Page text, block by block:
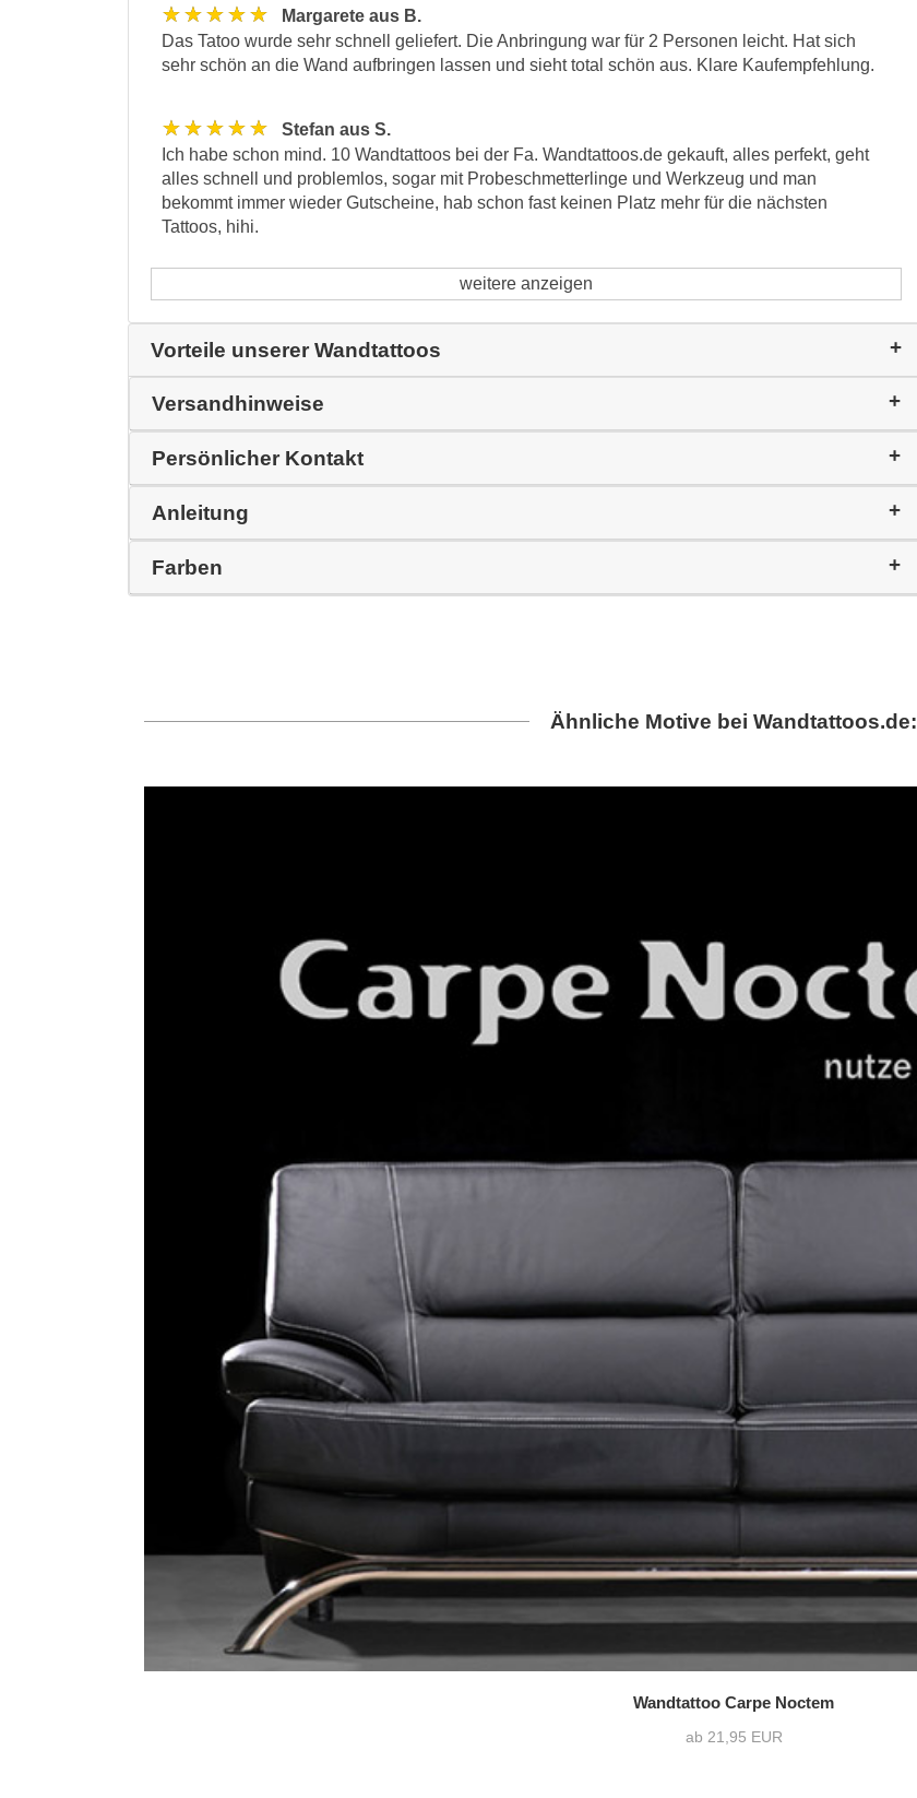
★★★★★
Margarete aus B.
Das Tatoo wurde sehr schnell geliefert. Die Anbringung war für 2 Personen leicht. Hat sich
sehr schön an die Wand aufbringen lassen und sieht total schön aus. Klare Kaufempfehlung.
★★★★★
Stefan aus S.
Ich habe schon mind. 10 Wandtattoos bei der Fa. Wandtattoos.de gekauft, alles perfekt, geht
alles schnell und problemlos, sogar mit Probeschmetterlinge und Werkzeug und man
bekommt immer wieder Gutscheine, hab schon fast keinen Platz mehr für die nächsten
Tattoos, hihi.
weitere anzeigen
Vorteile unserer Wandtattoos
Versandhinweise
Persönlicher Kontakt
Anleitung
Farben
Ähnliche Motive bei Wandtattoos.de:
Wandtattoo Carpe Noctem
ab 21,95 EUR